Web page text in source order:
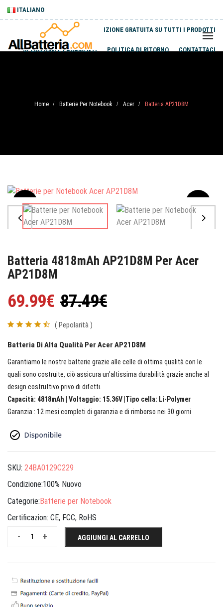
ITALIANO
SPEDIZIONE GRATUITA SU TUTTI I PRODOTTI
SPEDIZIONI E PAGAMENTI POLITICA DI RITORNO CONTATTACI
Home / Batterie Per Notebook / Acer / Batteria AP21D8M
Sale
Batteria 4818mAh AP21D8M Per Acer
AP21D8M
69.99€ 87.49€
( Pepolarità )
Batteria Di Alta Qualità Per Acer AP21D8M
Garantiamo le nostre batterie grazie alle celle di ottima qualità con le
quali sono costruite, ciò assicura un’altissima durabilità grazie anche al
design costruttivo privo di difetti.
Capacità: 4818mAh | Voltaggio: 15.36V |Tipo cella: Li-Polymer
Garanzia : 12 mesi completi di garanzia e di rimborso nei 30 giorni
SKU: 24BA0129C229
Condizione:100% Nuovo
Categorie:Batterie per Notebook
Certificazion: CE, FCC, RoHS
+
- AGGIUNGI AL CARRELLO